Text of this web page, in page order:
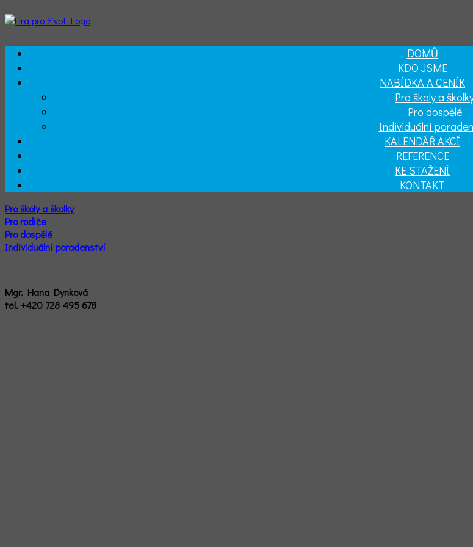
DOMŮ
KDO JSME
NABÍDKA A CENÍK
Pro školy a
Pro dospělé
Individuální
KALENDÁŘ AKCÍ
REFERENCE
KE STAŽENÍ
KONTAKT
Pro školy a školky
Pro rodiče
Pro dospělé
Individuální poradenství
Mgr. Hana Dynková
tel. +420 728 495 678